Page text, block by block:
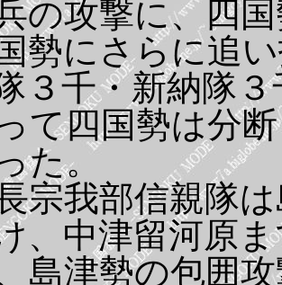
の攻撃に、四
勢にさらに追
３千・新納隊
て四国勢は分
た。
宗我部信親隊
、中津留河原
島津勢の包囲